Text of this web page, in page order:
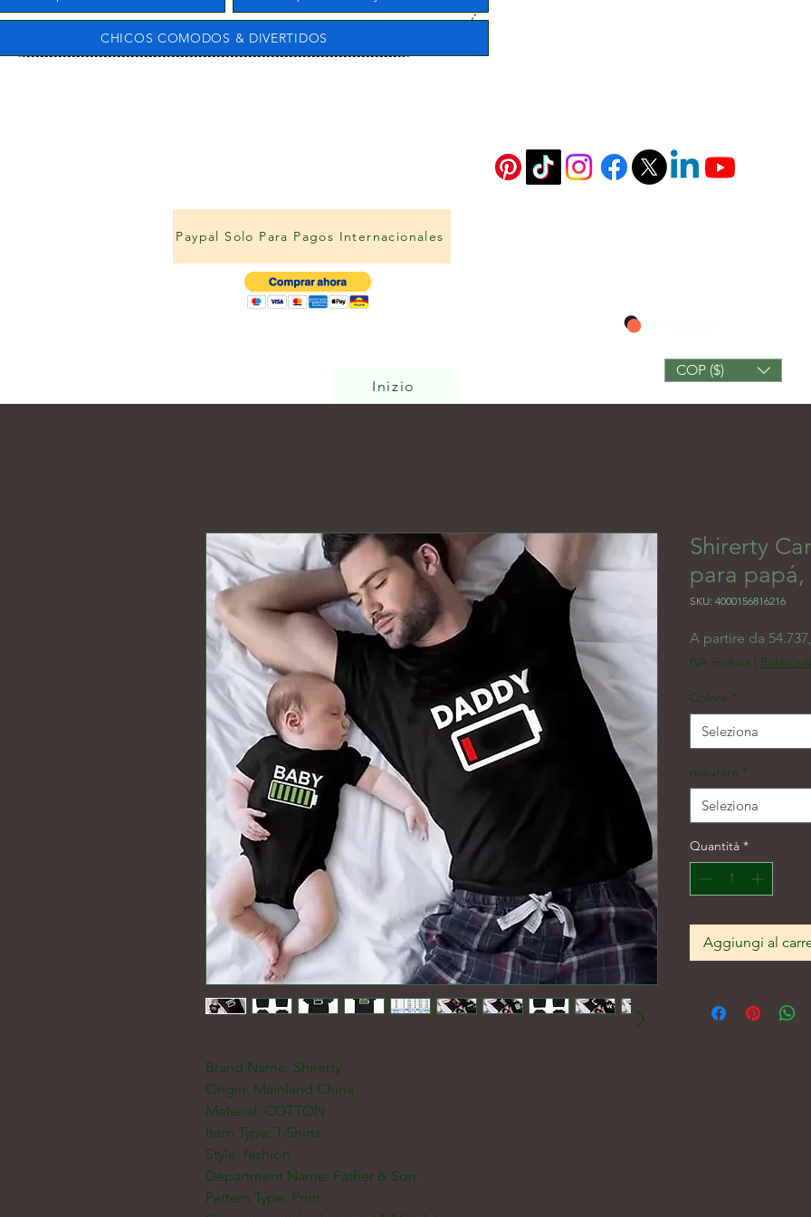
CHICOS COMODOS & DIVERTIDOS
Paypal Solo Para Pagos Internacionales
Inizio
COP ($)
Brand Name: Shirerty
Origin: Mainland China
Material: COTTON
Item Type: T-Shirts
Style: fashion
Department Name: Father & Son
Pattern Type: Print
Shirerty
para papá,
SKU: 4000156816216
A partire da
IVA inclusa | Politica
Colore *
Seleziona
misurare *
Seleziona
Quantità *
Aggiungi al